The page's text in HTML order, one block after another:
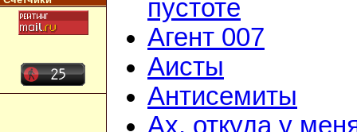
пустоте
Агент 007
Аисты
Антисемиты
Ах, откуда у